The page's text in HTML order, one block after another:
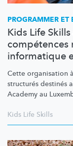
PROGRAMMER ET
Kids Life
compétences
informatique
Cette organisation
structurés destinés
Academy au
Kids Life Skills